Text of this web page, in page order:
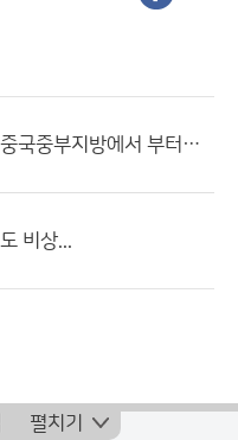
매우 강력한 비구름이 중국중부지방에서 부터 산둥반도까지 관측되고 있습니다...
비상...
펼치기